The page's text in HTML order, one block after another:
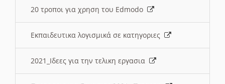
20 τροποι για χρηση του Edmodo
Εκπαιδευτικα λογισμικά σε κατηγοριες
2021_Ιδεες για την τελικη εργασια